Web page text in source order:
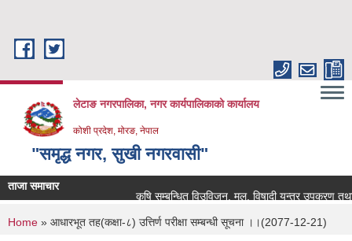
लेटाङ नगरपालिका, नगर कार्यपालिकाको कार्यालय
कोशी प्रदेश, मोरङ, नेपाल
"समृद्ध नगर, सुखी नगरवासी"
ताजा समाचार
कृषि सम्बन्धित विउविजन, मल, विषादी यन्त्र उपकरण तथा
You are here
Home » आधारभूत तह(कक्षा-८) उत्तिर्ण परीक्षा सम्बन्धी सूचना ।।(2077-12-21)